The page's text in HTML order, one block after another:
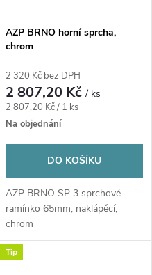
AZP BRNO horní sprcha,
chrom
2 320 Kč bez DPH
2 807,20 Kč/ ks
Měrná
cena:
2 807,20 Kč / 1 ks
Na objednání
DO KOŠÍKU
AZP BRNO SP 3 sprchové
ramínko 65mm, naklápěcí,
chrom
Tip